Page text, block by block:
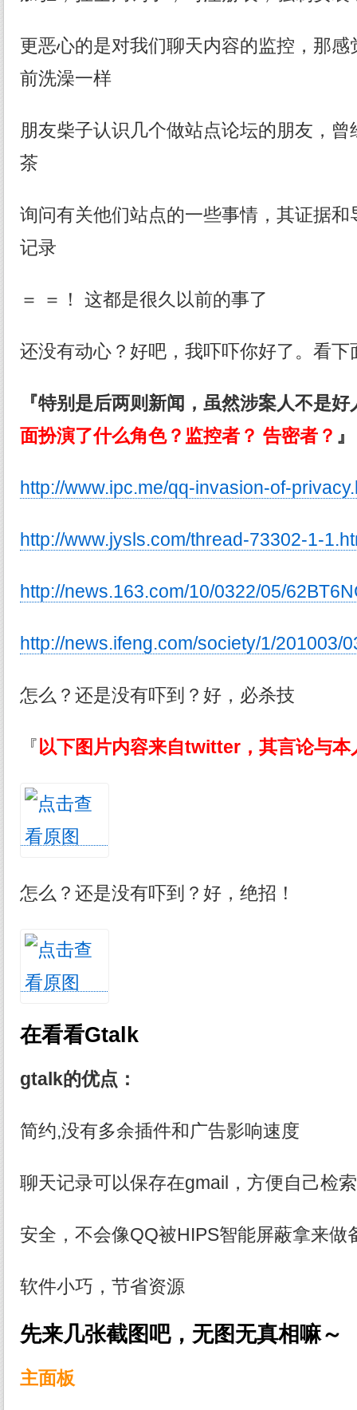
更恶心的是对我们聊天内容的监控，那
前洗澡一样
朋友柴子认识几个做站点论坛的朋友，
茶
询问有关他们站点的一些事情，其证据
记录
＝ ＝！ 这都是很久以前的事了
还没有动心？好吧，我吓吓你好了。看下
『特别是后两则新闻，虽然涉案人不是好
面扮演了什么角色？监控者？ 告密者？ 』
http://www.ipc.me/qq-invasion-of-
http://www.jysls.com/thread-73302-1-
http://news.163.com/10/0322/05/
http://news.ifeng.com/society/1/201003/
怎么？还是没有吓到？好，必杀技
『 以下图片内容来自twitter，其言论与本
怎么？还是没有吓到？好，绝招！
在看看Gtalk
gtalk的优点：
简约,没有多余插件和广告影响速度
聊天记录可以保存在gmail，方便自己检
安全，不会像QQ被HIPS智能屏蔽拿来
软件小巧，节省资源
先来几张截图吧，无图无真相嘛～
主面板